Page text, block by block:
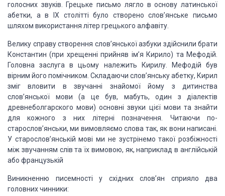
голосних звуків. Грецьке письмо лягло в основу латинської
абетки, а в IX столітті було створено слов’янське письмо
шляхом використання літер грецького алфавіту.
Велику справу створення слов’янської азбуки здійснили брати
Константин (при хрещенні прийняв ім’я Кирило) та Мефодій.
Головна заслуга в цьому належить Кирилу. Мефодій був
вірним його помічником. Складаючи слов’янську абетку, Кирил
зміг вловити в звучанні знайомої йому з дитинства
слов’янської мови (а це був, мабуть, один з діалектів
древнеболгарского мови) основні звуки цієї мови та знайти
для кожного з них літерні позначення. Читаючи по-
старослов’янськи, ми вимовляємо слова так, як вони написані.
У старослов’янській мові ми не зустрінемо такої розбіжності
між звучанням слів та їх вимовою, як, наприклад в англійській
або французькій
Виникненню писемності у східних слов’ян сприяло два
головних чинники: